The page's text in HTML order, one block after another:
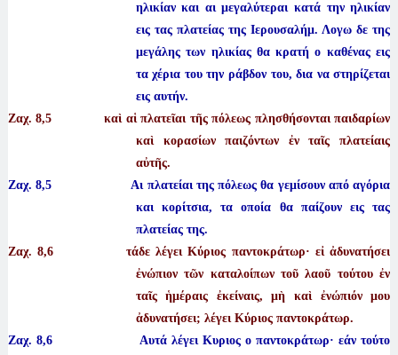
ηλικίαν και αι μεγαλύτεραι κατά την ηλικίαν
εις τας πλατείας της Ιερουσαλήμ. Λογω δε της
μεγάλης των ηλικίας θα κρατή ο καθένας εις
τα χέρια του την ράβδον του, δια να στηρίζεται
εις αυτήν.
Ζαχ. 8,5 καὶ αἱ πλατεῖαι τῆς πόλεως πλησθήσονται παιδαρίων
καὶ κορασίων παιζόντων ἐν ταῖς πλατείαις
αὐτῆς.
Ζαχ. 8,5 Αι πλατείαι της πόλεως θα γεμίσουν από αγόρια
και κορίτσια, τα οποία θα παίζουν εις τας
πλατείας της.
Ζαχ. 8,6 τάδε λέγει Κύριος παντοκράτωρ· εἰ ἀδυνατήσει
ἐνώπιον τῶν καταλοίπων τοῦ λαοῦ τούτου ἐν
ταῖς ἡμέραις ἐκείναις, μὴ καὶ ἐνώπιόν μου
ἀδυνατήσει; λέγει Κύριος παντοκράτωρ.
Ζαχ. 8,6 Αυτά λέγει Κυριος ο παντοκράτωρ· εάν τούτο